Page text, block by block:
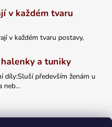
v každém tvaru
v každém tvaru postavy,
a tuniky
díly:Sluší především ženám u
neb...